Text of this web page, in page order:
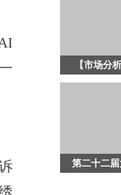
【市场分
承压运行 市
第二十二